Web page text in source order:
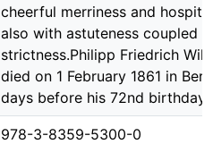
cheerful merriness and
also with astuteness coupled
strictness.Philipp Friedrich
died on 1 February 1861 in
days before his 72nd birthday.
978-3-8359-5300-0